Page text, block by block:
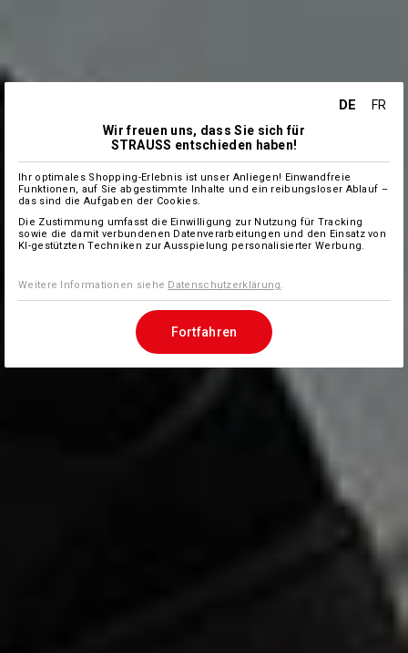
DE
FR
Wir freuen uns, dass Sie sich für
STRAUSS entschieden haben!
Ihr optimales Shopping-Erlebnis ist unser Anliegen! Einwandfreie
Funktionen, auf Sie abgestimmte Inhalte und ein reibungsloser Ablauf –
das sind die Aufgaben der Cookies.
Die Zustimmung umfasst die Einwilligung zur Nutzung für Tracking
sowie die damit verbundenen Datenverarbeitungen und den Einsatz von
KI-gestützten Techniken zur Ausspielung personalisierter Werbung.
Weitere Informationen siehe Datenschutzerklärung
Fortfahren